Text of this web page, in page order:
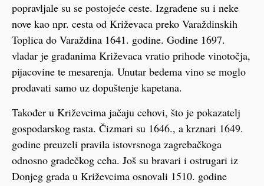
popravljale su se postojeće ceste. Izgrađene su i neke
nove kao npr. cesta od Križevaca preko Varaždinskih
Toplica do Varaždina 1641. godine. Godine 1697.
vladar je građanima Križevaca vratio prihode vinotočja,
pijacovine te mesarenja. Unutar bedema vino se moglo
prodavati samo uz dopuštenje kapetana.
Također u Križevcima jačaju cehovi, što je pokazatelj
gospodarskog rasta. Čizmari su 1646., a krznari 1649.
godine preuzeli pravila istovrsnoga zagrebačkoga
odnosno gradečkog ceha. Još su bravari i ostrugari iz
Donjeg grada u Križevcima osnovali 1510. godine